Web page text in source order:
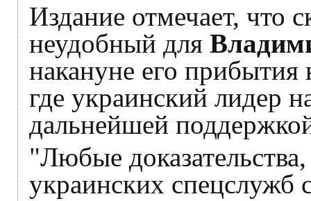
Издание отмечает, что
неудобный для
накануне его
где украинский лидер
дальнейшей
"Любые
украинских спецслужб